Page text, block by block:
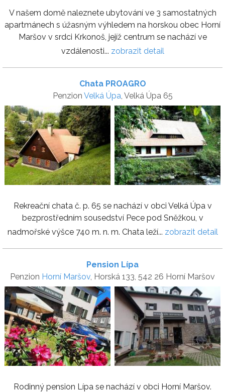
V našem domě naleznete ubytování ve 3 samostatných
apartmánech s úžasným výhledem na horskou obec Horní
Maršov v srdci Krkonoš, jejíž centrum se nachází ve
vzdálenosti... zobrazit detail
Chata PROAGRO
Penzion Velká Úpa , Velká Úpa 65
Rekreační chata č. p. 65 se nachází v obci Velká Úpa v
bezprostředním sousedství Pece pod Sněžkou, v
nadmořské výšce 740 m. n. m. Chata leží... zobrazit detail
Pension Lípa
Penzion Horní Maršov , Horská 133, 542 26 Horní Maršov
Rodinný pension Lípa se nachází v obci Horní Maršov.